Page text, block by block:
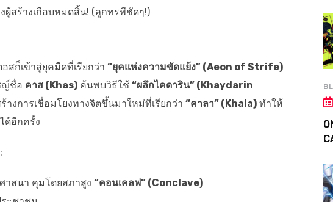
ผู้สร้างเกือบหมดสิ้น! (ลูกทรพีชัดๆ!)
อสก็เข้าสู่ยุคมืดที่เรียกว่า “ยุคแห่งความขัดแย้ง” (Aeon of Strife)
ญ์ชื่อ คาส (Khas) ค้นพบวิธีใช้ “ผลึกไคดาริน” (Khaydarin
างการเชื่อมโยงทางจิตขึ้นมาใหม่ที่เรียกว่า “คาลา” (Khala) ทำให้
ด้อีกครั้ง
าสนา คุมโดยสภาสูง “คอนเคลฟ” (Conclave)
ป
ภู
ญี่
จ
ร
แ